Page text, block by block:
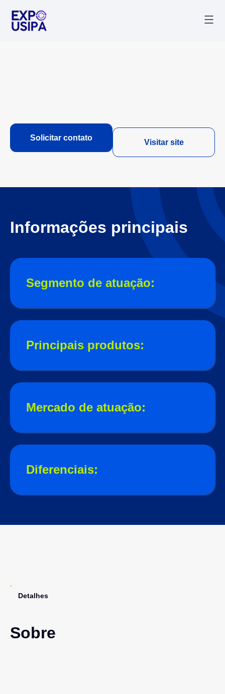
Solicitar contato
Visitar site
Informações principais
Segmento de atuação:
Principais produtos:
Mercado de atuação:
Diferenciais:
Detalhes
Sobre